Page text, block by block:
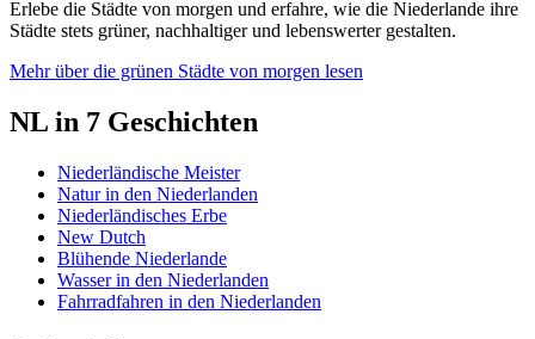
Erlebe die Städte von morgen und erfahre, wie die Niederlande ihre
Städte stets grüner, nachhaltiger und lebenswerter gestalten.
Mehr über die grünen Städte von morgen lesen
NL in 7 Geschichten
Niederländische Meister
Natur in den Niederlanden
Niederländisches Erbe
New Dutch
Blühende Niederlande
Wasser in den Niederlanden
Fahrradfahren in den Niederlanden